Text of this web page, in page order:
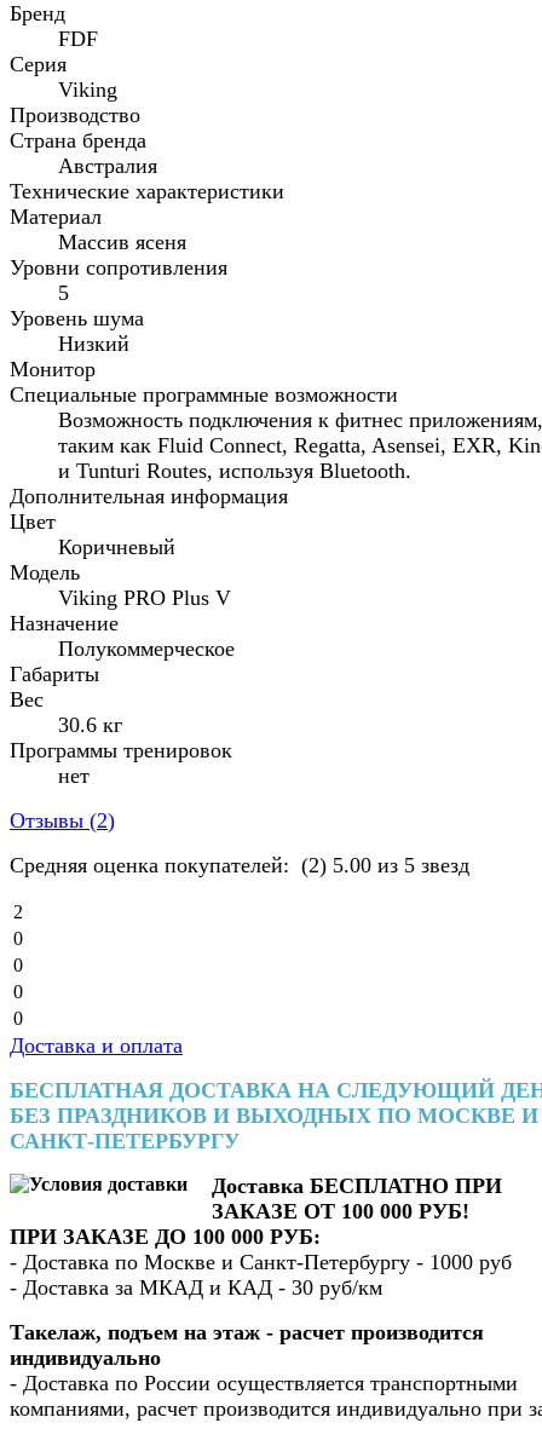
Бренд
FDF
Серия
Viking
Производство
Страна бренда
Австралия
Технические характеристики
Материал
Массив ясеня
Уровни сопротивления
5
Уровень шума
Низкий
Монитор
Специальные программные возможности
Возможность подключения к фитнес приложениям,
таким как Fluid Connect, Regatta, Asensei, EXR,
и Tunturi Routes, используя Bluetooth.
Дополнительная информация
Цвет
Коричневый
Модель
Viking PRO Plus V
Назначение
Полукоммерческое
Габариты
Вес
30.6 кг
Программы тренировок
нет
Отзывы (2)
Средняя оценка покупателей: (2) 5.00 из 5 звезд
2
0
0
0
0
Доставка и оплата
БЕСПЛАТНАЯ ДОСТАВКА НА СЛЕДУЮЩИЙ
БЕЗ ПРАЗДНИКОВ И ВЫХОДНЫХ ПО МОСКВЕ И
САНКТ-ПЕТЕРБУРГУ
Доставка БЕСПЛАТНО ПРИ
ЗАКАЗЕ ОТ 100 000 РУБ!
ПРИ ЗАКАЗЕ ДО 100 000 РУБ:
- Доставка по Москве и Санкт-Петербургу - 1000 руб
- Доставка за МКАД и КАД - 30 руб/км
Такелаж, подъем на этаж - расчет производится
индивидуально
- Доставка по России осуществляется транспортными
компаниями, расчет производится индивидуально при